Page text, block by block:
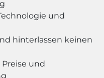
und
hinterlassen keinen
und